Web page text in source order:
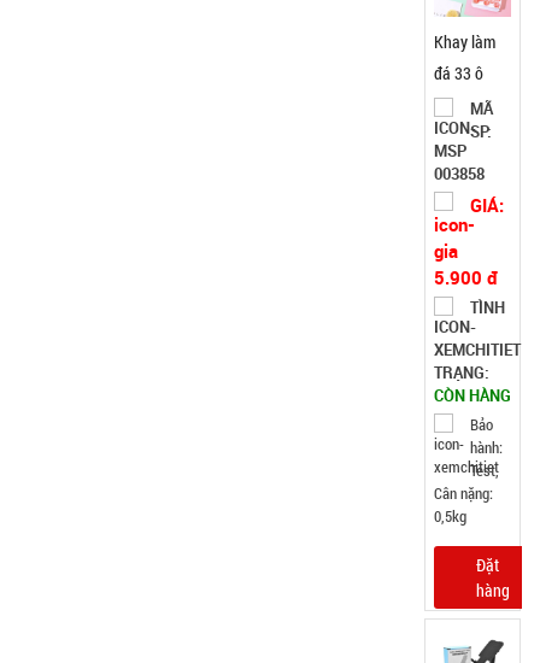
Khay làm
đá 33 ô
tròn có nắp
đậy
MÃ
SP:
003858
GIÁ:
5.900 đ
TÌNH
TRẠNG:
CÒN HÀNG
Bảo
hành:
Test,
Cân nặng:
0,5kg
Đặt
hàng